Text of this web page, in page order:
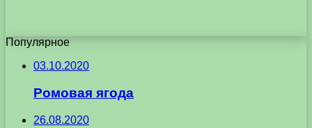
Популярное
03.10.2020
Ромовая ягода
26.08.2020